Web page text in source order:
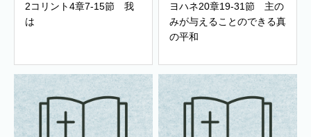
2コリント4章7-15節 我
は
ヨハネ20章19-31節 主の
みが与えることのできる真
の平和